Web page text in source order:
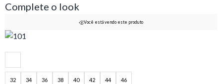
Complete o look
Você está vendo este produto
32 34 36 38 40 42 44 46